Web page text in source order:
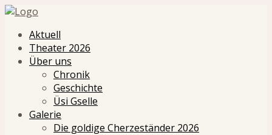
Aktuell
Theater 2026
Über uns
Chronik
Geschichte
Üsi Gselle
Galerie
Die goldige Cherzeständer 2026